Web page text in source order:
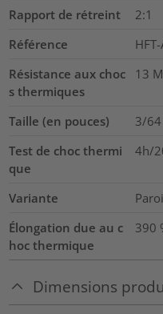
Rapport de rétreint
2:1
Référence
Résistance aux choc
s thermiques
13
Taille (en pouces) 3/64
Test de choc thermi
que
4h/
Variante
Élongation due au c
hoc thermique
390
Dimensions